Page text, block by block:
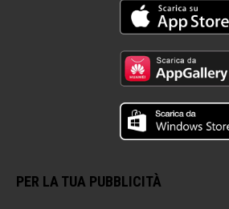
PER LA TUA PUBBLICITÀ